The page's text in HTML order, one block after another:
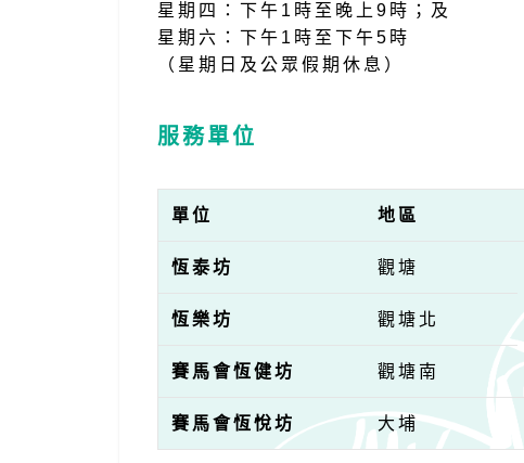
星期四：下午1時至晚上9時；及
星期六：下午1時至下午5時
（星期日及公眾假期休息）
服務單位
單位 地區
恆泰坊 觀塘
恆樂坊 觀塘北
賽馬會恆健坊 觀塘南
賽馬會恆悅坊 大埔